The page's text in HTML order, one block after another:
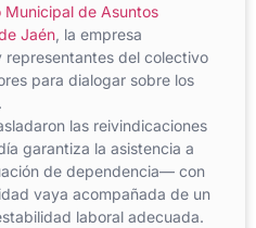
Municipal de Asuntos
Jaén, la empresa
representantes del colectivo
para dialogar sobre los
las reivindicaciones
garantiza la asistencia a
de dependencia— con
vaya acompañada de un
laboral adecuada.